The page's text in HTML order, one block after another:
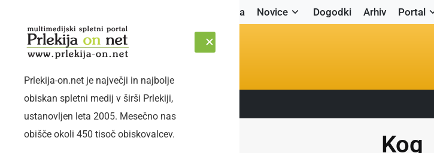
Naslovnica Novice Dogodki Arhiv Portal
SOBOTA, 8. AVGUST 2026 Sledite nam:
Prlekija-on.net je največji in najbolje
obiskan spletni medij v širši Prlekiji,
ustanovljen leta 2005. Mesečno nas
obišče okoli 450 tisoč obiskovalcev.
Kog